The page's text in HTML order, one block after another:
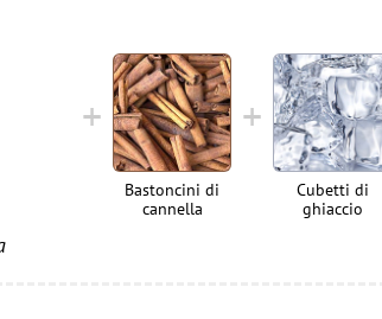
Bastoncini di
cannella
Cubetti di
ghiaccio